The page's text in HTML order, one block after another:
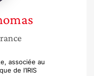
associée au
de l’IRIS